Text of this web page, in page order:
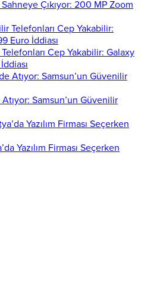
Çıkıyor: 200 MP Zoom
Cep Yakabilir: Galaxy
Samsun’un Güvenilir
Yazılım Firması Seçerken